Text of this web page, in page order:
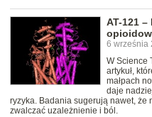
AT-121
6 września
W Science
artykuł,
małpach
daje
ryzyka. Badania sugerują nawet, że
zwalczać uzależnienie i ból.